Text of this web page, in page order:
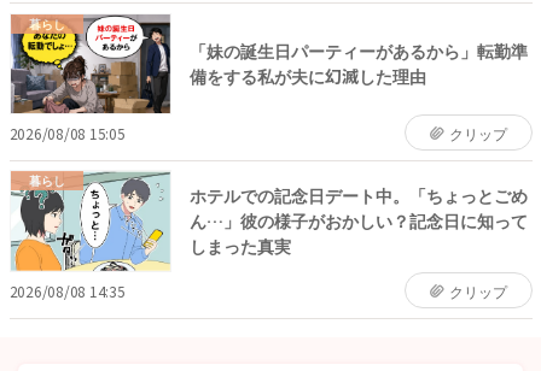
暮らし
「妹の誕生日パーティーがあるから」転勤準
備をする私が夫に幻滅した理由
2026/08/08 15:05 クリップ
暮らし
ホテルでの記念日デート中。「ちょっとごめ
ん…」彼の様子がおかしい？記念日に知って
しまった真実
2026/08/08 14:35 クリップ